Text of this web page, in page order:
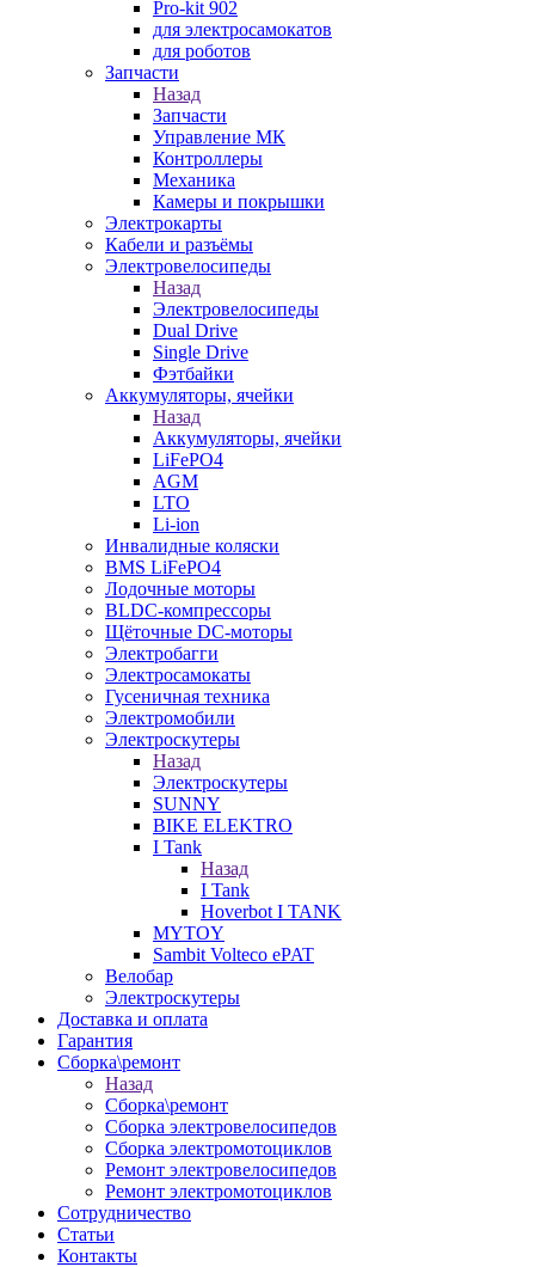
Pro-kit 902
для электросамокатов
для роботов
Запчасти
Назад
Запчасти
Управление МК
Контроллеры
Механика
Камеры и покрышки
Электрокарты
Кабели и разъёмы
Электровелосипеды
Назад
Электровелосипеды
Dual Drive
Single Drive
Фэтбайки
Аккумуляторы, ячейки
Назад
Аккумуляторы, ячейки
LiFePO4
AGM
LTO
Li-ion
Инвалидные коляски
BMS LiFePO4
Лодочные моторы
BLDC-компрессоры
Щёточные DC-моторы
Электробагги
Электросамокаты
Гусеничная техника
Электромобили
Электроскутеры
Назад
Электроскутеры
SUNNY
BIKE ELEKTRO
I Tank
Назад
I Tank
Hoverbot I TANK
MYTOY
Sambit Volteco ePAT
Велобар
Электроскутеры
Доставка и оплата
Гарантия
Сборка\ремонт
Назад
Сборка\ремонт
Сборка электровелосипедов
Сборка электромотоциклов
Ремонт электровелосипедов
Ремонт электромотоциклов
Сотрудничество
Статьи
Контакты